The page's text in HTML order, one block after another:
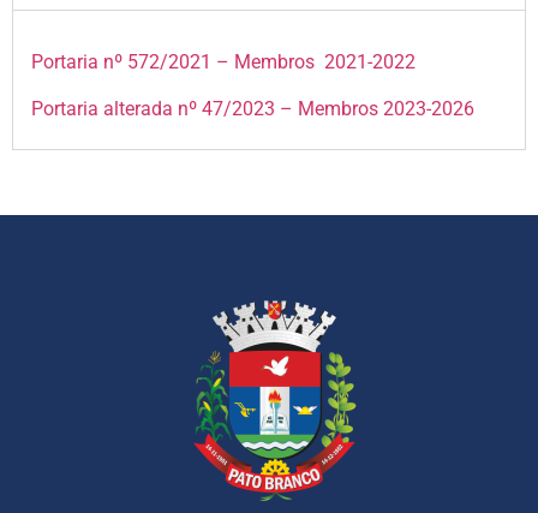
Portaria nº 572/2021 – Membros 2021-2022
Portaria alterada nº 47/2023 – Membros 2023-2026